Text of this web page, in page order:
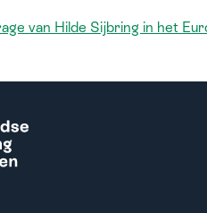
van Hilde Sijbring in het